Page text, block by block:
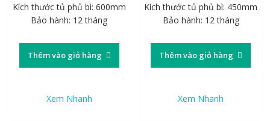
Kích thước tủ phủ bì: 600mm
Bảo hành: 12 tháng
Thêm vào giỏ hàng
Xem Nhanh
Kích thước tủ phủ bì: 450mm
Bảo hành: 12 tháng
Thêm vào giỏ hàng
Xem Nhanh